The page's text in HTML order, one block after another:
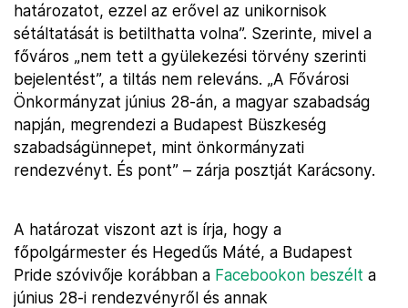
határozatot, ezzel az erővel az unikornisok
sétáltatását is betilthatta volna”. Szerinte, mivel a
főváros „nem tett a gyülekezési törvény szerinti
bejelentést”, a tiltás nem releváns. „A Fővárosi
Önkormányzat június 28-án, a magyar szabadság
napján, megrendezi a Budapest Büszkeség
szabadságünnepet, mint önkormányzati
rendezvényt. És pont” – zárja posztját Karácsony.
A határozat viszont azt is írja, hogy a
főpolgármester és Hegedűs Máté, a Budapest
Pride szóvivője korábban a Facebookon beszélt a
június 28-i rendezvényről és annak